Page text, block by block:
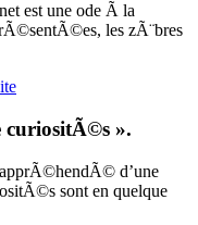
est une ode Ã la
les zÃ¨bres
».
apprÃ©hendÃ© d’une
sont en quelque